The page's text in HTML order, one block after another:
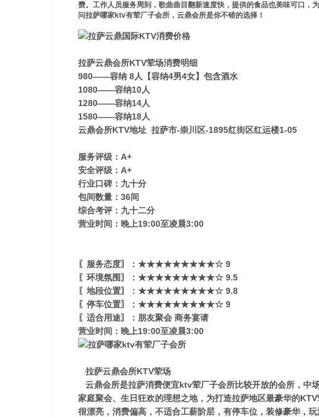
费。工作人员服务周到，歌曲曲目翻新速度快，提供的食品也美味可口，
问拉萨哪家ktv有荤厂子会所，云鼎会所是你不错的选择！
拉萨云鼎会所KTV荤场消费明细
980——容纳 8人【容纳4男4女】包含酒水
1080——容纳10人
1280——容纳14人
1580——容纳18人
云鼎会所KTV地址 拉萨市-崇川区-1895红街区红运楼1-05
服务评级：A+
安全评级：A+
行业口碑：九十分
包间数量：36间
综合考评：九十二分
营业时间：晚上19:00至凌晨3:00
〖服务态度〗：★★★★★★★★★☆ 9
〖环境氛围〗：★★★★★★★★★☆ 9.5
〖地段位置〗：★★★★★★★★★☆ 9.8
〖停车位置〗：★★★★★★★★★☆ 9
〖适合用途〗：朋友聚会 商务宴请
营业时间：晚上19:00至凌晨3:00
拉萨云鼎会所KTV荤场
云鼎会所是拉萨消费便宜ktv荤厂子会所比较开放的会所，中
家庭聚会、生日狂欢的理想之地，为打造拉萨地区最豪华的
很漂亮，消费偏高，不适合工薪阶层，有停车位，装修豪华，